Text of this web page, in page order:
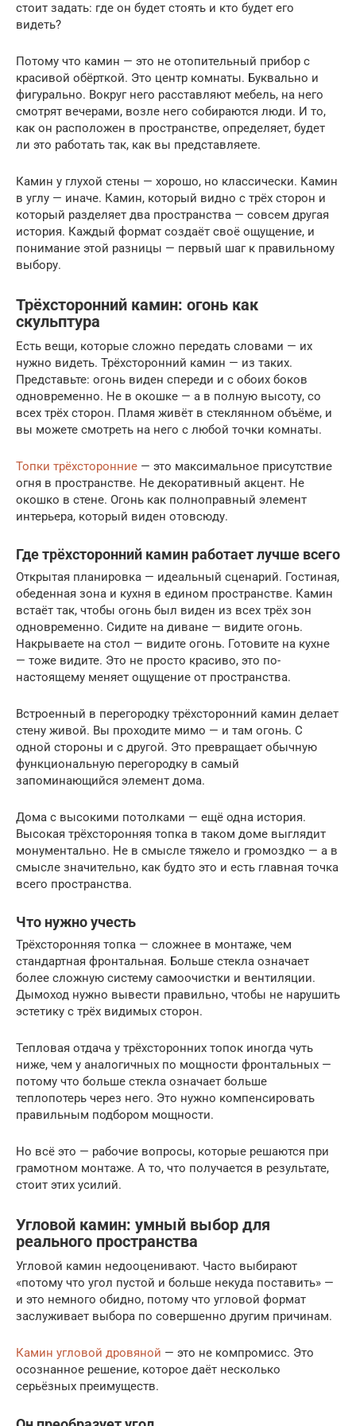
стоит задать: где он будет стоять и кто будет его
видеть?
Потому что камин — это не отопительный прибор с
красивой обёрткой. Это центр комнаты. Буквально и
фигурально. Вокруг него расставляют мебель, на него
смотрят вечерами, возле него собираются люди. И то,
как он расположен в пространстве, определяет, будет
ли это работать так, как вы представляете.
Камин у глухой стены — хорошо, но классически. Камин
в углу — иначе. Камин, который видно с трёх сторон и
который разделяет два пространства — совсем другая
история. Каждый формат создаёт своё ощущение, и
понимание этой разницы — первый шаг к правильному
выбору.
Трёхсторонний камин: огонь как
скульптура
Есть вещи, которые сложно передать словами — их
нужно видеть. Трёхсторонний камин — из таких.
Представьте: огонь виден спереди и с обоих боков
одновременно. Не в окошке — а в полную высоту, со
всех трёх сторон. Пламя живёт в стеклянном объёме, и
вы можете смотреть на него с любой точки комнаты.
Топки трёхсторонние — это максимальное присутствие
огня в пространстве. Не декоративный акцент. Не
окошко в стене. Огонь как полноправный элемент
интерьера, который виден отовсюду.
Где трёхсторонний камин работает лучше всего
Открытая планировка — идеальный сценарий. Гостиная,
обеденная зона и кухня в едином пространстве. Камин
встаёт так, чтобы огонь был виден из всех трёх зон
одновременно. Сидите на диване — видите огонь.
Накрываете на стол — видите огонь. Готовите на кухне
— тоже видите. Это не просто красиво, это по-
настоящему меняет ощущение от пространства.
Встроенный в перегородку трёхсторонний камин делает
стену живой. Вы проходите мимо — и там огонь. С
одной стороны и с другой. Это превращает обычную
функциональную перегородку в самый
запоминающийся элемент дома.
Дома с высокими потолками — ещё одна история.
Высокая трёхсторонняя топка в таком доме выглядит
монументально. Не в смысле тяжело и громоздко — а в
смысле значительно, как будто это и есть главная точка
всего пространства.
Что нужно учесть
Трёхсторонняя топка — сложнее в монтаже, чем
стандартная фронтальная. Больше стекла означает
более сложную систему самоочистки и вентиляции.
Дымоход нужно вывести правильно, чтобы не нарушить
эстетику с трёх видимых сторон.
Тепловая отдача у трёхсторонних топок иногда чуть
ниже, чем у аналогичных по мощности фронтальных —
потому что больше стекла означает больше
теплопотерь через него. Это нужно компенсировать
правильным подбором мощности.
Но всё это — рабочие вопросы, которые решаются при
грамотном монтаже. А то, что получается в результате,
стоит этих усилий.
Угловой камин: умный выбор для
реального пространства
Угловой камин недооценивают. Часто выбирают
«потому что угол пустой и больше некуда поставить» —
и это немного обидно, потому что угловой формат
заслуживает выбора по совершенно другим причинам.
Камин угловой дровяной — это не компромисс. Это
осознанное решение, которое даёт несколько
серьёзных преимуществ.